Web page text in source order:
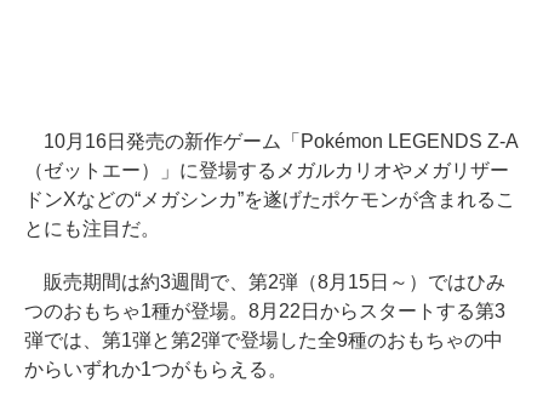
10月16日発売の新作ゲーム「Pokémon LEGENDS Z-A
（ゼットエー）」に登場するメガルカリオやメガリザー
ドンXなどの“メガシンカ”を遂げたポケモンが含まれるこ
とにも注目だ。
販売期間は約3週間で、第2弾（8月15日～）ではひみ
つのおもちゃ1種が登場。8月22日からスタートする第3
弾では、第1弾と第2弾で登場した全9種のおもちゃの中
からいずれか1つがもらえる。